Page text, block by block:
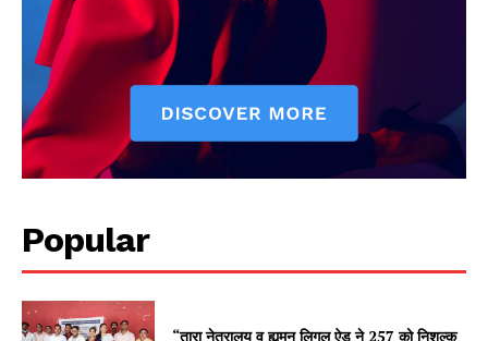
Popular
“तारा नेत्रालय व ह्यूमन लिगल ऐड ने 257 को निशुल्क